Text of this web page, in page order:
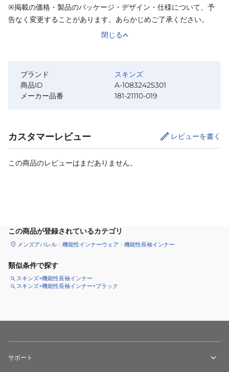
※掲載の価格・製品のパッケージ・デザイン・仕様について、予
告なく変更することがあります。あらかじめご了承ください。
閉じる
ブランド
スキンズ
商品ID
A-10832425301
メーカー品番
181-21110-019
カスタマーレビュー レビューを書く
この商品のレビューはまだありません。
この商品が登録されているカテゴリ
メンズアパレル 機能性インナーウェア 機能性長袖インナー
類似条件で探す
スキンズ×機能性長袖インナー
スキンズ×機能性長袖インナー×ブラック
サポート